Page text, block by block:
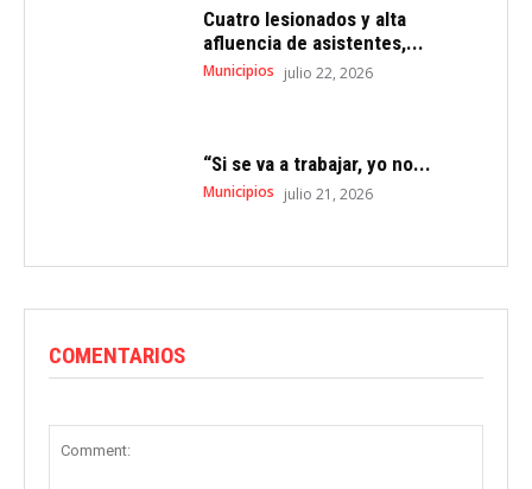
Cuatro lesionados y alta
afluencia de asistentes,...
Municipios julio 22, 2026
“Si se va a trabajar, yo no...
Municipios julio 21, 2026
COMENTARIOS